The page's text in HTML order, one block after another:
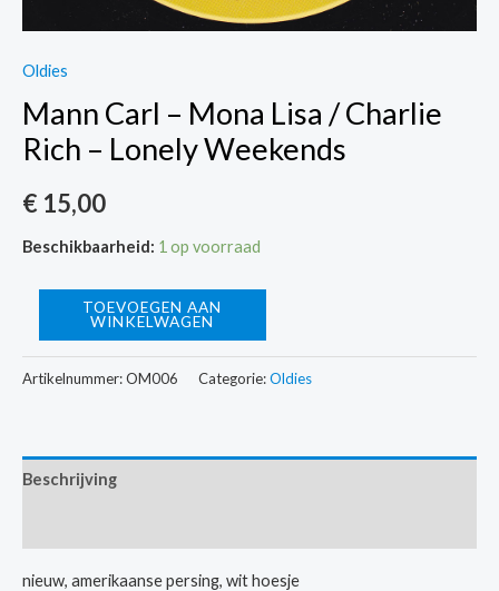
Oldies
Mann Carl – Mona Lisa / Charlie
Rich – Lonely Weekends
€ 15,00
Beschikbaarheid: 1 op voorraad
-
/
Charlie
Lonely
TOEVOEGEN AAN
WINKELWAGEN
Artikelnummer:OM006 Categorie:Oldies
Beschrijving
nieuw, amerikaanse persing, wit hoesje